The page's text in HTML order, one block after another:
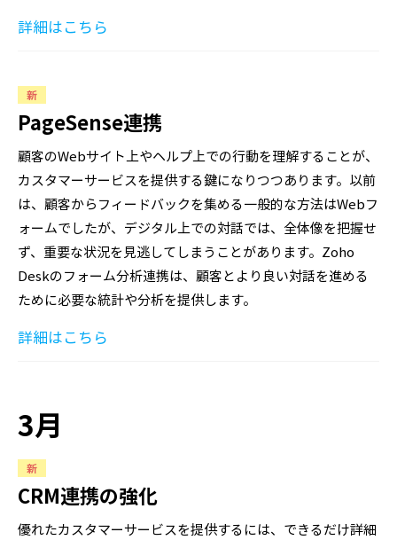
詳細はこちら
PageSense連携
新
顧客のWebサイト上やヘルプ上での行動を理解することが、
カスタマーサービスを提供する鍵になりつつあります。以前
は、顧客からフィードバックを集める一般的な方法はWebフ
ォームでしたが、デジタル上での対話では、全体像を把握せ
ず、重要な状況を見逃してしまうことがあります。Zoho
Deskのフォーム分析連携は、顧客とより良い対話を進める
ために必要な統計や分析を提供します。
詳細はこちら
3月
CRM連携の強化
新
優れたカスタマーサービスを提供するには、できるだけ詳細